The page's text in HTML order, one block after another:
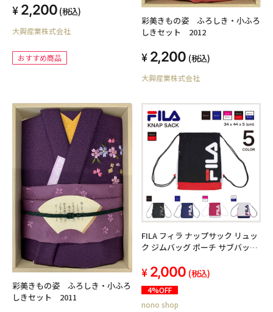
2,200 (税込)
大興産業株式会社
おすすめ商品
彩美きもの姿 ふろしき・小ふろ
しきセット 2012
2,200 (税込)
大興産業株式会社
彩美きもの姿 ふろしき・小ふろ
しきセット 2011
FILA フィラ ナップサック リュッ
ク ジムバッグ ポーチ サブバッグ
え入れ シューズケース 巾着 ブラ
ンドロゴ キッズ 小中学生 男女兼
用 おしゃれ 軽量 遠足 修学旅行
学校行事 FL-0015
2,000 (税込)
4%OFF
nono shop